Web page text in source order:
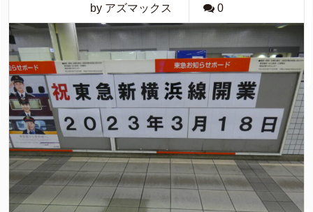
by アズマックス 0